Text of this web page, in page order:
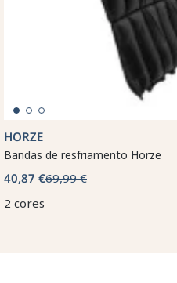
HORZE
Bandas de resfriamento Horze
40,87 €69,99 €
2 cores